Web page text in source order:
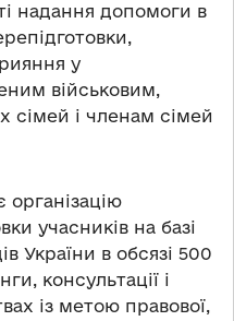
надання допомоги в
у
військовим,
сімей і членам сімей
учасникiв на базi
України в обсязi 500
консультацiї і
із метою правової,